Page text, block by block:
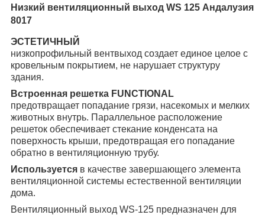
Низкий вентиляционный выход WS 125 Андалузия
8017
ЭСТЕТИЧНЫЙ
низкопрофильный вентвыход создает единое целое с
кровельным покрытием, не нарушает структуру
здания.
Встроенная решетка FUNCTIONAL
предотвращает попадание грязи, насекомых и мелких
животных внутрь. Параллельное расположение
решеток обеспечивает стекание конденсата на
поверхность крыши, предотвращая его попадание
обратно в вентиляционную трубу.
Используется в качестве завершающего элемента
вентиляционной системы естественной вентиляции
дома.
Вентиляционный выход WS-125 предназначен для